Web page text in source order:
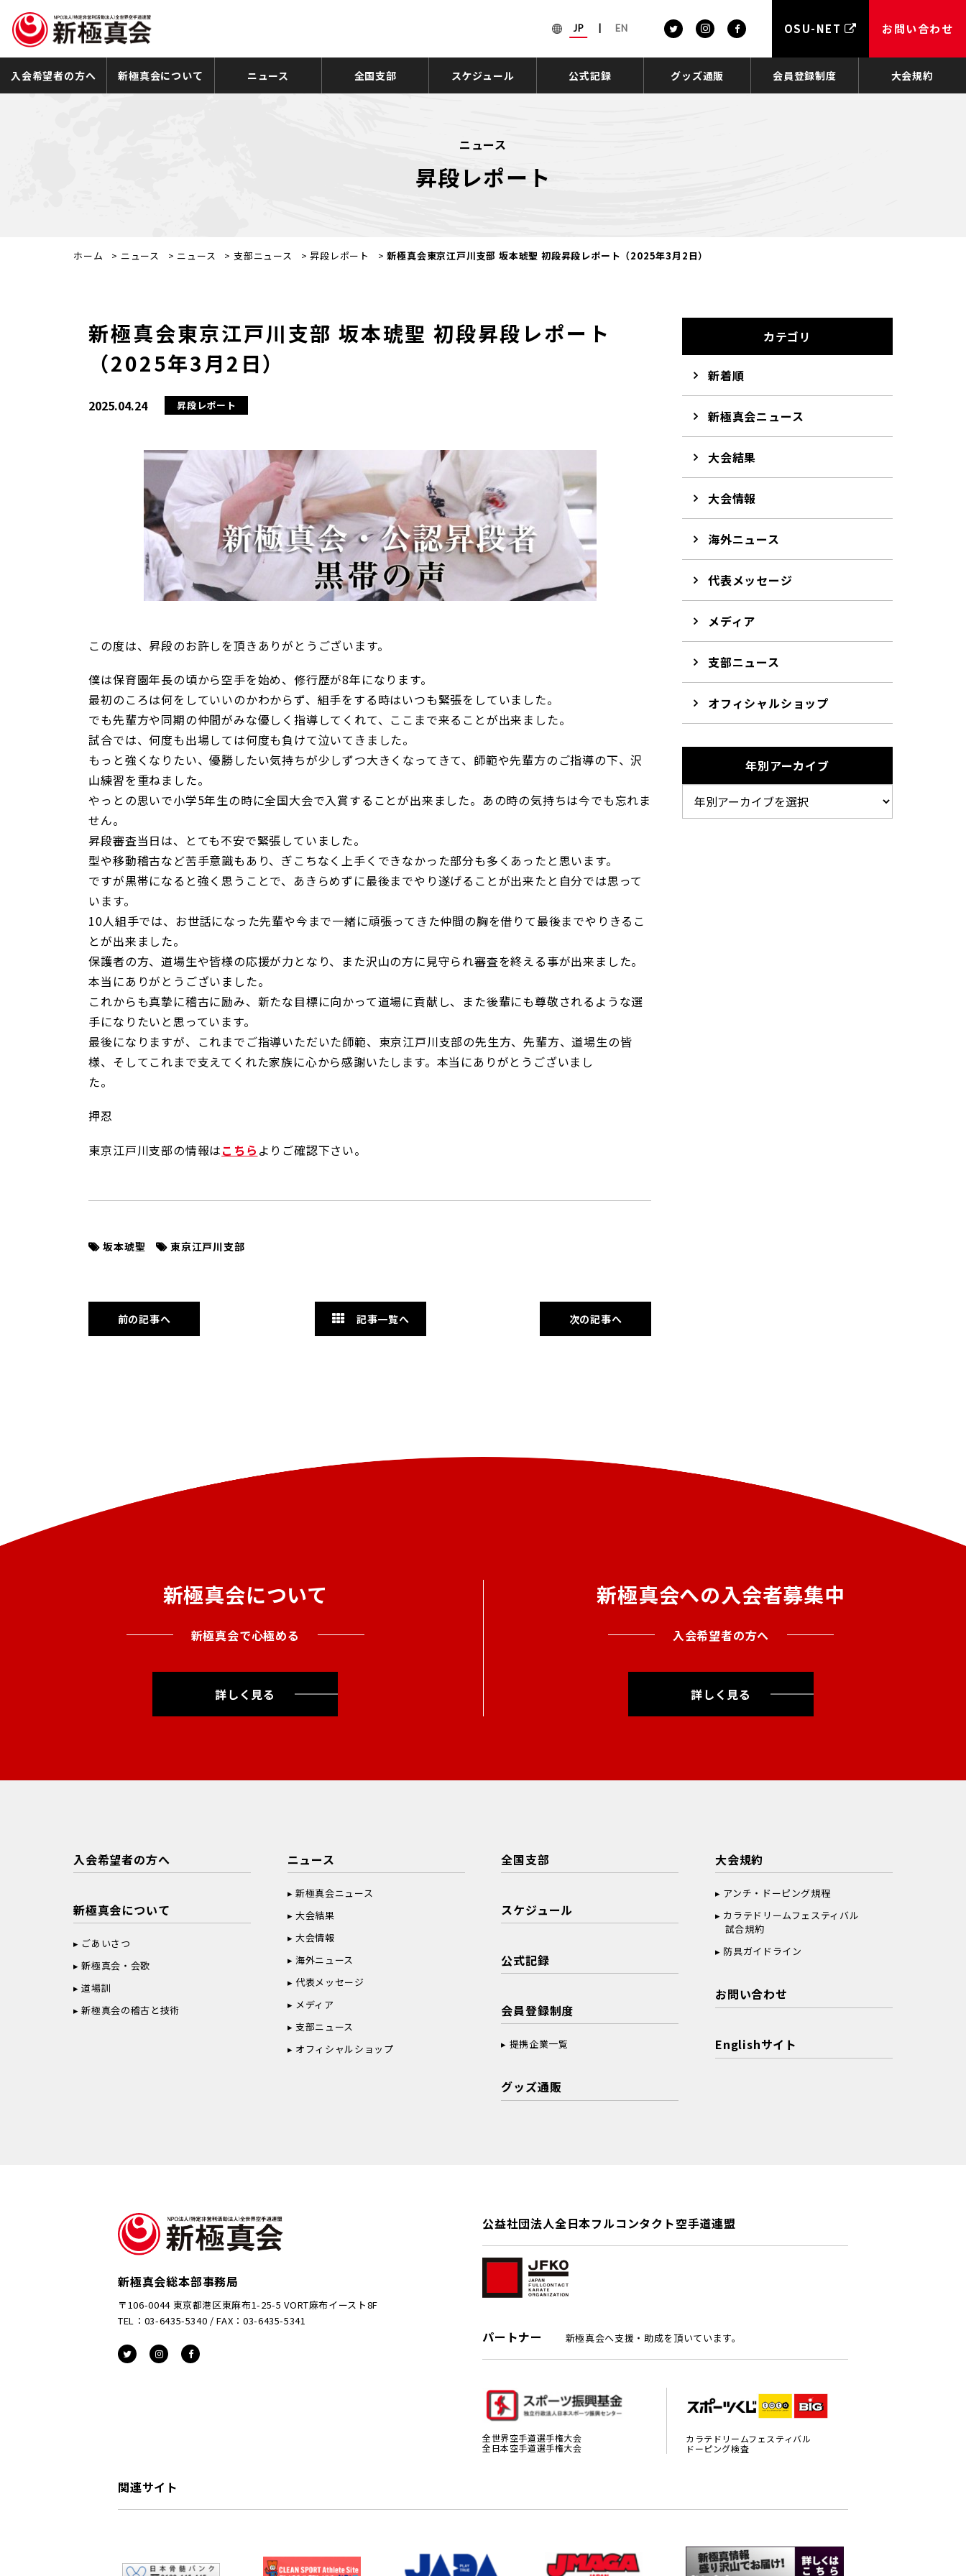
JP EN OSU-NET お問い合わせ
入会希望者の方へ 新極真会について ニュース 全国支部 スケジュール 公式記録 グッズ通販 会員登録制度 大会規約
ニュース
昇段レポート
ホーム > ニュース > ニュース > 支部ニュース >昇段レポート >新極真会東京江戸川支部 坂本琥聖 初段昇段レポート（2025年3月2日）
新極真会東京江戸川支部 坂本琥聖 初段昇段レポート
（2025年3月2日）
2025.04.24 昇段レポート
この度は、昇段のお許しを頂きありがとうございます。
僕は保育園年長の頃から空手を始め、修行歴が8年になります。
最初のころは何をしていいのかわからず、組手をする時はいつも緊張をしていました。
でも先輩方や同期の仲間がみな優しく指導してくれて、ここまで来ることが出来ました。
試合では、何度も出場しては何度も負けて泣いてきました。
もっと強くなりたい、優勝したい気持ちが少しずつ大きくなってきて、師範や先輩方のご指導の下、沢
山練習を重ねました。
やっとの思いで小学5年生の時に全国大会で入賞することが出来ました。あの時の気持ちは今でも忘れま
せん。
昇段審査当日は、とても不安で緊張していました。
型や移動稽古など苦手意識もあり、ぎこちなく上手くできなかった部分も多くあったと思います。
ですが黒帯になると強く思うことで、あきらめずに最後までやり遂げることが出来たと自分では思って
います。
10人組手では、お世話になった先輩や今まで一緒に頑張ってきた仲間の胸を借りて最後までやりきるこ
とが出来ました。
保護者の方、道場生や皆様の応援が力となり、また沢山の方に見守られ審査を終える事が出来ました。
本当にありがとうございました。
これからも真摯に稽古に励み、新たな目標に向かって道場に貢献し、また後輩にも尊敬されるような選
手になりたいと思っています。
最後になりますが、これまでご指導いただいた師範、東京江戸川支部の先生方、先輩方、道場生の皆
様、そしてこれまで支えてくれた家族に心から感謝いたします。本当にありがとうございまし
た。
押忍
東京江戸川支部の情報はこちら よりご確認下さい。
坂本琥聖 東京江戸川支部
前の記事へ 記事一覧へ 次の記事へ
カテゴリ
新着順
新極真会ニュース
大会結果
大会情報
海外ニュース
代表メッセージ
メディア
支部ニュース
オフィシャルショップ
年別アーカイブ
新極真会について
新極真会で心極める
詳しく見る
新極真会への入会者募集中
入会希望者の方へ
詳しく見る
入会希望者の方へ
新極真会について
ごあいさつ
新極真会・会歌
道場訓
新極真会の稽古と技術
ニュース
新極真会ニュース
大会結果
大会情報
海外ニュース
代表メッセージ
メディア
支部ニュース
オフィシャルショップ
全国支部
スケジュール
公式記録
会員登録制度
提携企業一覧
グッズ通販
大会規約
アンチ・ドーピング規程
カラテドリームフェスティバル
試合規約
防具ガイドライン
お問い合わせ
Englishサイト
新極真会総本部事務局
〒106-0044 東京都港区東麻布1-25-5 VORT麻布イースト8F
TEL：03-6435-5340 / FAX：03-6435-5341
公益社団法人全日本フルコンタクト空手道連盟
パートナー 新極真会へ支援・助成を頂いています。
全世界空手道選手権大会
全日本空手道選手権大会
カラテドリームフェスティバル
ドーピング検査
関連サイト